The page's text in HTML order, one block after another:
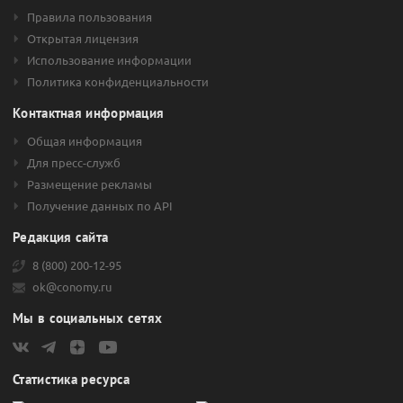
Сфера деятельности
Инвестиции холдинг АФК «Система» совершает в реальный
сектор экономики. Приобретены акции компаний, работающих
по следующим направлениям:
медицина и фармацевтика;
телекоммуникационные услуги;
микроэлектроника;
недвижимость;
отельный бизнес;
сельское хозяйство;
и многие другие.
В марте 2020 года Группа вложила 41 млн долларов в разработку
номинальной стоимостью 0,09 рублей. Акционерный капитал
Правила пользования
Открытая лицензия
Использование информации
Политика конфиденциальности
Контактная информация
Общая информация
Для пресс-служб
Размещение рекламы
Получение данных по API
Редакция сайта
8 (800) 200-12-95
ok@conomy.ru
Мы в социальных сетях
Статистика ресурса